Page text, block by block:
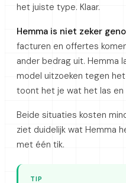
het juiste type. Klaar.
Hemma is niet zeker
facturen en offertes
ander bedrag uit. Hemma
model uitzoeken tegen
toont het je wat het las
Beide situaties kosten
ziet duidelijk wat Hemma
met één tik.
TIP